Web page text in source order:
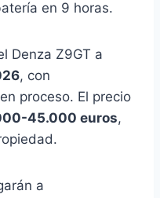
en 9 horas.
Denza Z9GT a
, con
proceso. El precio
45.000 euros,
a